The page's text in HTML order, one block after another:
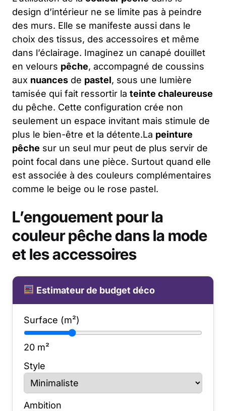
design d’intérieur ne se limite pas à peindre
des murs. Elle se manifeste aussi dans le
choix des tissus, des accessoires et même
dans l’éclairage. Imaginez un canapé douillet
en velours pêche, accompagné de coussins
aux nuances de pastel, sous une lumière
tamisée qui fait ressortir la teinte chaleureuse
du pêche. Cette configuration crée non
seulement un espace invitant mais stimule de
plus le bien-être et la détente.La peinture
pêche sur un seul mur peut de plus servir de
point focal dans une pièce. Surtout quand elle
est associée à des couleurs complémentaires
comme le beige ou le rose pastel.
L’engouement pour la
couleur pêche dans la mode
et les accessoires
Estimateur de budget déco
Surface (m²)
20 m²
Style
Ambition